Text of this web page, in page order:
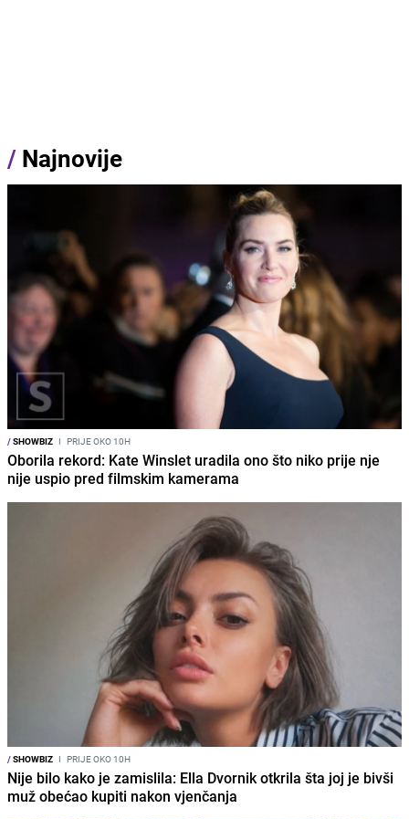
/ Najnovije
/SHOWBIZ I PRIJE OKO 10H
Oborila rekord: Kate Winslet uradila ono što niko prije nje
nije uspio pred filmskim kamerama
/SHOWBIZ I PRIJE OKO 10H
Nije bilo kako je zamislila: Ella Dvornik otkrila šta joj je bivši
muž obećao kupiti nakon vjenčanja